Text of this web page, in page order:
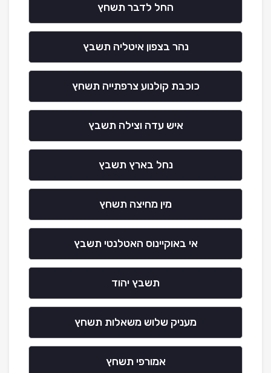
החל לדבר תשחץ
נהר בצפון איטליה תשבץ
כוכבת קולנוע צרפתייה תשחץ
איש עדה וצילה תשבץ
נחל בארץ תשבץ
מין מחיצה תשחץ
אי באוקיינוס האטלנטי תשבץ
תשבץ יהוד
מעניק שלוש משאלות תשחץ
אמורפי תשחץ